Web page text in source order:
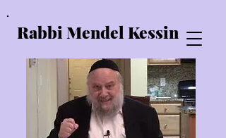
Rabbi Mendel Kessin